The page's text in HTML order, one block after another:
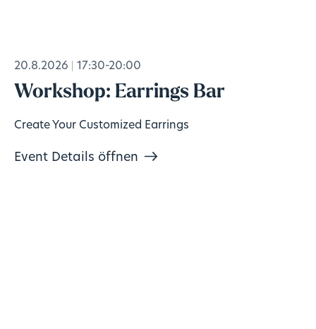
20.8.2026 17:30-20:00
Workshop: Earrings Bar
Create Your Customized Earrings
Event Details öffnen